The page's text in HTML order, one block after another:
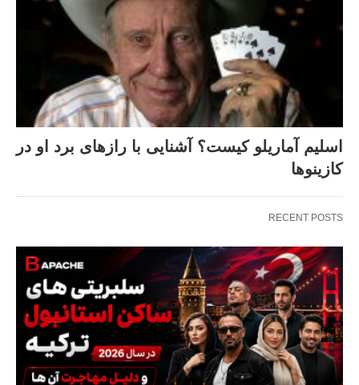
اسلیم آماریلو کیست؟ آشنایی با رازهای برد او در
کازینوها
RECENT POSTS